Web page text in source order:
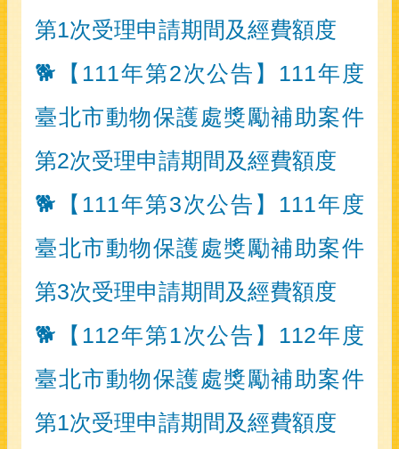
第1次受理申請期間及經費額度
🐕【111年第2次公告】111年度
臺北市動物保護處獎勵補助案件
第2次受理申請期間及經費額度
🐕【111年第3次公告】111年度
臺北市動物保護處獎勵補助案件
第3次受理申請期間及經費額度
🐕【112年第1次公告】112年度
臺北市動物保護處獎勵補助案件
第1次受理申請期間及經費額度